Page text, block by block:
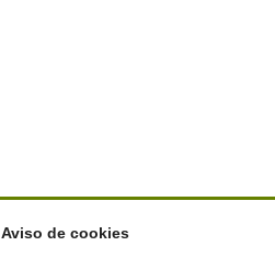
Aviso de cookies